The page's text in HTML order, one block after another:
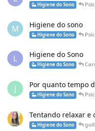
Higiene do Sono
M Higiene do sono
Higiene do Sono
L Higiene do Sono
Higiene do Sono
J Por quanto tempo
Higiene do Sono
Tentando relaxar e
Higiene do Sono